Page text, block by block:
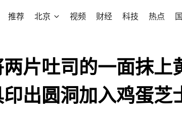
推荐 北京 视频 财经 科技 热点
片吐司的一面抹上
出圆洞加入鸡蛋芝